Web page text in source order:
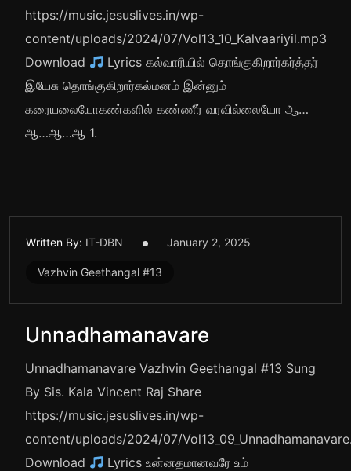
https://music.jesuslives.in/wp-
content/uploads/2024/07/Vol13_10_Kalvaariyil.mp3
Download
Lyrics கல்வாரியில் தொங்குகிறார்கர்த்தர்
இயேசு தொங்குகிறார்கல்மனம் இன்னும்
கரையலையோகண்களில் கண்ணீர் வரவில்லையோ ஆ…
ஆ…ஆ…ஆ 1.
Written By: IT-DBN January 2, 2025
Vazhvin Geethangal #13
Unnadhamanavare
Unnadhamanavare Vazhvin Geethangal #13 Sung
By Sis. Kala Vincent Raj Share
https://music.jesuslives.in/wp-
content/uploads/2024/07/
Download
Lyrics உன்னதமானவரே உம்